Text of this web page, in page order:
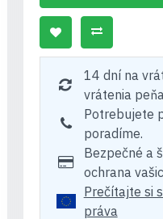
14 dní na
vrátenia
Potrebujete
poradíme.
Bezpečné a
ochrana
Prečítajte si
práva